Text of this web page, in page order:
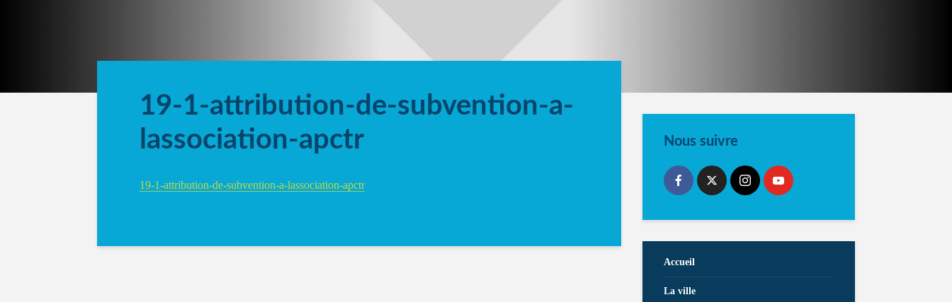
19-1-attribution-de-subvention-a-
lassociation-apctr
19-1-attribution-de-subvention-a-lassociation-apctr
Nous suivre
Accueil
La ville